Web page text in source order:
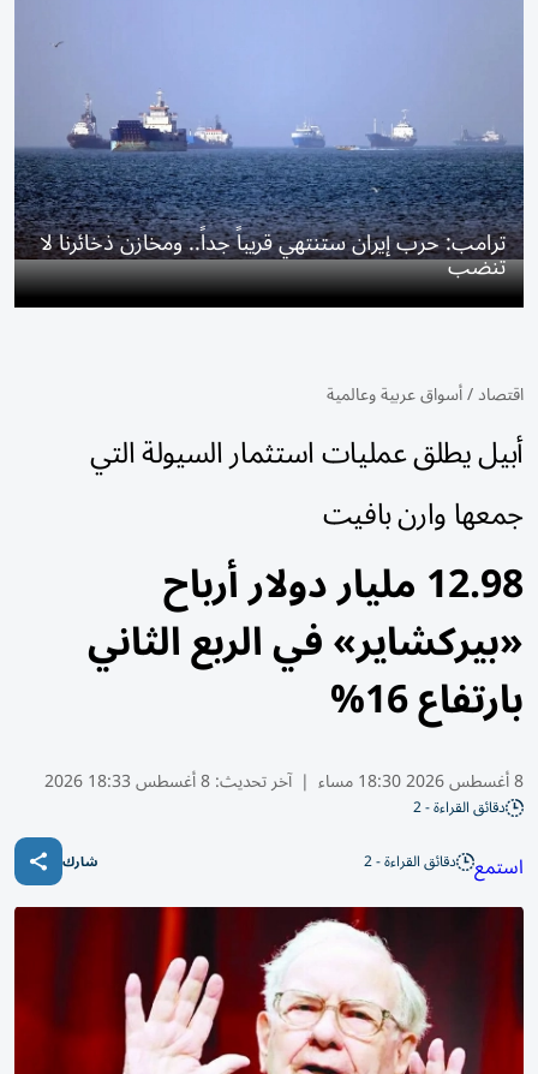
ترامب: حرب إيران ستنتهي قريباً جداً.. ومخازن ذخائرنا لا
تنضب
اقتصاد/أسواق عربية وعالمية
أبيل يطلق عمليات استثمار السيولة التي
جمعها وارن بافيت
12.98 مليار دولار أرباح
«بيركشاير» في الربع الثاني
بارتفاع 16%
8 أغسطس 2026 18:30 مساء | آخر تحديث:8 أغسطس 18:33 2026
دقائق القراءة - 2
استمع دقائق القراءة - 2 شارك